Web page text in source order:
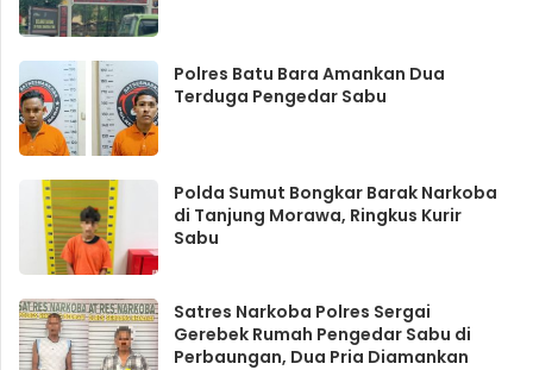
Polres Batu Bara Amankan Dua
Terduga Pengedar Sabu
Polda Sumut Bongkar Barak Narkoba
di Tanjung Morawa, Ringkus Kurir
Sabu
Satres Narkoba Polres Sergai
Gerebek Rumah Pengedar Sabu di
Perbaungan, Dua Pria Diamankan